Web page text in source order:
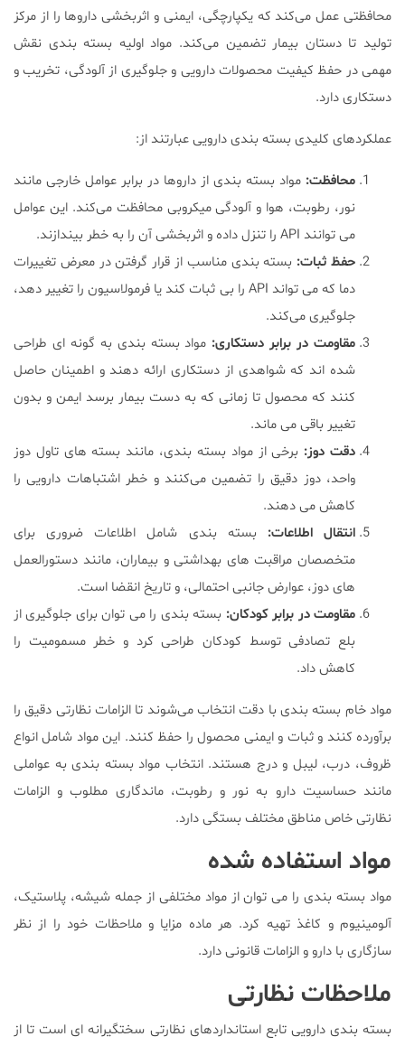
محافظتی عمل می‌کند که یکپارچگی، ایمنی و اثربخشی داروها را از مرکز
تولید تا دستان بیمار تضمین می‌کند. مواد اولیه بسته بندی نقش
مهمی در حفظ کیفیت محصولات دارویی و جلوگیری از آلودگی، تخریب و
دستکاری دارد.
عملکردهای کلیدی بسته بندی دارویی عبارتند از:
محافظت: مواد بسته بندی از داروها در برابر عوامل خارجی مانند
نور، رطوبت، هوا و آلودگی میکروبی محافظت می‌کند. این عوامل
می توانند API را تنزل داده و اثربخشی آن را به خطر بیندازند.
حفظ ثبات: بسته بندی مناسب از قرار گرفتن در معرض تغییرات
دما که می تواند API را بی ثبات کند یا فرمولاسیون را تغییر دهد،
جلوگیری می‌کند.
مقاومت در برابر دستکاری: مواد بسته بندی به گونه ای طراحی
شده اند که شواهدی از دستکاری ارائه دهند و اطمینان حاصل
کنند که محصول تا زمانی که به دست بیمار برسد ایمن و بدون
تغییر باقی می ماند.
دقت دوز: برخی از مواد بسته بندی، مانند بسته های تاول دوز
واحد، دوز دقیق را تضمین می‌کنند و خطر اشتباهات دارویی را
کاهش می دهند.
انتقال اطلاعات: بسته بندی شامل اطلاعات ضروری برای
متخصصان مراقبت های بهداشتی و بیماران، مانند دستورالعمل
های دوز، عوارض جانبی احتمالی، و تاریخ انقضا است.
مقاومت در برابر کودکان: بسته بندی را می توان برای جلوگیری از
بلع تصادفی توسط کودکان طراحی کرد و خطر مسمومیت را
کاهش داد.
مواد خام بسته بندی با دقت انتخاب می‌شوند تا الزامات نظارتی دقیق را
برآورده کنند و ثبات و ایمنی محصول را حفظ کنند. این مواد شامل انواع
ظروف، درب، لیبل و درج هستند. انتخاب مواد بسته بندی به عواملی
مانند حساسیت دارو به نور و رطوبت، ماندگاری مطلوب و الزامات
نظارتی خاص مناطق مختلف بستگی دارد.
مواد استفاده شده
مواد بسته بندی را می توان از مواد مختلفی از جمله شیشه، پلاستیک،
آلومینیوم و کاغذ تهیه کرد. هر ماده مزایا و ملاحظات خود را از نظر
سازگاری با دارو و الزامات قانونی دارد.
ملاحظات نظارتی
بسته بندی دارویی تابع استانداردهای نظارتی سختگیرانه ای است تا از